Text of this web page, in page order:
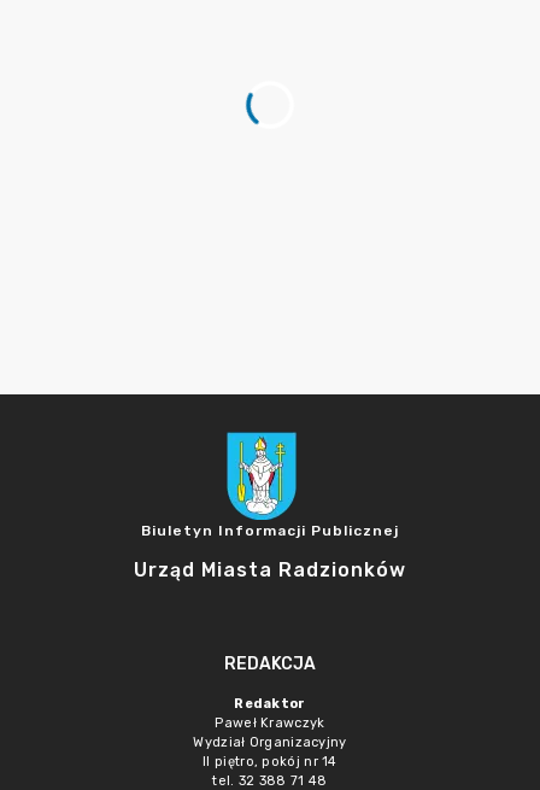
Biuletyn Informacji Publicznej
Urząd Miasta Radzionków
REDAKCJA
Redaktor
Paweł Krawczyk
Wydział Organizacyjny
II piętro, pokój nr 14
tel. 32 388 71 48